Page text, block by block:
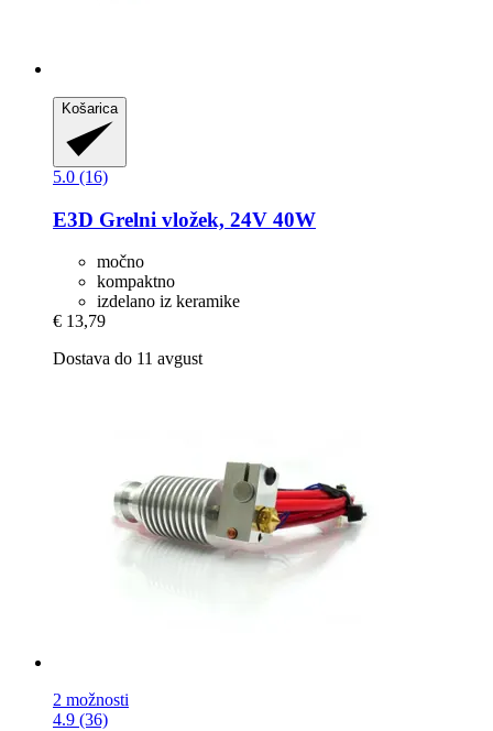
Košarica
5.0 (16)
E3D Grelni vložek, 24V 40W
močno
kompaktno
izdelano iz keramike
€ 13,79
Dostava do 11 avgust
2 možnosti
4.9 (36)